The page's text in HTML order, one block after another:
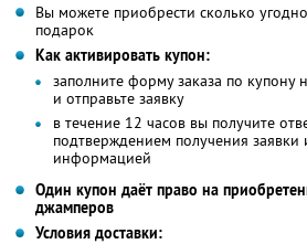
Вы можете приобрести сколько
подарок
Как активировать купон:
заполните форму заказа по купону
и отправьте заявку
в течение 12 часов вы получите
подтверждением получения
информацией
Один купон даёт право на
джамперов
Условия доставки: